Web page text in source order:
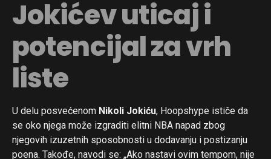
Jokićev uticaj i
potencijal za vrh
liste
U delu posvećenom Nikoli Jokiću, Hoopshype ističe da
se oko njega može izgraditi elitni NBA napad zbog
njegovih izuzetnih sposobnosti u dodavanju i postizanju
poena. Takođe, navodi se: „Ako nastavi ovim tempom, nije